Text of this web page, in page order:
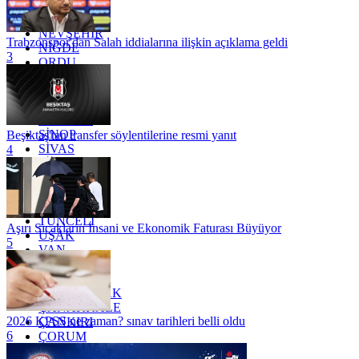
MUĞLA
MUŞ
NEVŞEHİR
NİĞDE
ORDU
OSMANİYE
RİZE
SAKARYA
SİNOP
SİVAS
SİİRT
TEKİRDAĞ
TOKAT
TRABZON
TUNCELİ
UŞAK
VAN
YALOVA
YOZGAT
ZONGULDAK
ÇANAKKALE
ÇANKIRI
ÇORUM
İSTANBUL
Trabzonspor'dan Salah iddialarına ilişkin açıklama geldi
3
Beşiktaş'tan transfer söylentilerine resmi yanıt
4
Aşırı Sıcakların İnsani ve Ekonomik Faturası Büyüyor
5
2026 KPSS ne zaman? sınav tarihleri belli oldu
6